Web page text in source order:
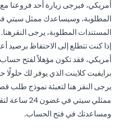
أمريكي، فيرجى زيارة أحد فروعنا
المطلوبة، وسيساعدك ممثل سيتي
المستندات المطلوبة، يرجى النقر هنا(opens in a new tab).
أمريكي، فقد تكون مؤهلاً لفتح
برايفيت كلاينت الذي يوفر لك حلولًا
يرجى النقر هنا لتعبئة نموذج طلب
ممثلي سيتي في
ومساعدتك في فتح الحساب.